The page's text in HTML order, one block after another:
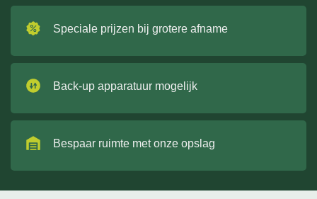
Speciale prijzen bij grotere afname
Back-up apparatuur mogelijk
Bespaar ruimte met onze opslag